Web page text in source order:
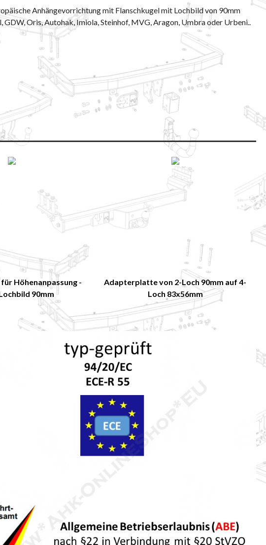
Anhängevorrichtung mit Flanschkugel mit Lochbild von 90mm
GDW, Oris, Autohak, Imiola, Steinhof, MVG, Aragon, Umbra oder Urbeni..
Höhenanpassung -
90mm
Adapterplatte von 2-Loch 90mm auf 4-
Loch 83x56mm